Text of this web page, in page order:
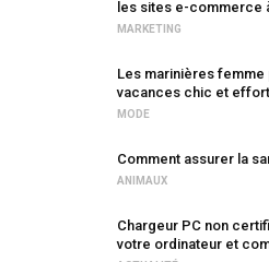
les sites e-commerce
MARKETING
Les marinières
vacances chic et
MODE
Comment assurer la
ANIMAUX
Chargeur PC non
votre ordinateur et